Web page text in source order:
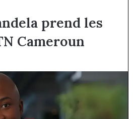
prend les
Cameroun